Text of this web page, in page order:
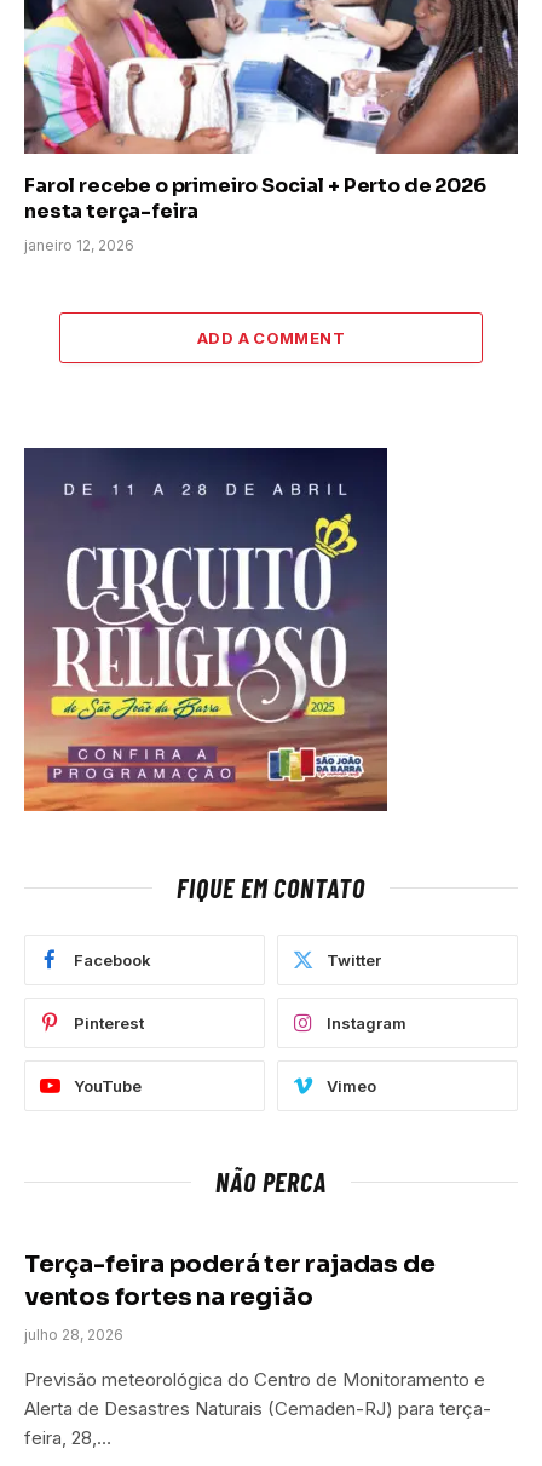
Farol recebe o primeiro Social + Perto de 2026
nesta terça-feira
janeiro 12, 2026
ADD A COMMENT
FIQUE EM CONTATO
Facebook Twitter
Pinterest Instagram
YouTube Vimeo
NÃO PERCA
Terça-feira poderá ter rajadas de
ventos fortes na região
julho 28, 2026
Previsão meteorológica do Centro de Monitoramento e
Alerta de Desastres Naturais (Cemaden-RJ) para terça-
feira, 28,…